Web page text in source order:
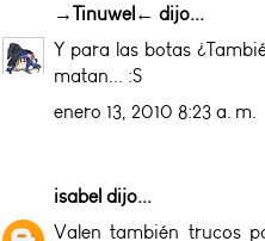
→Tinuwel← dijo...
Y para las botas
matan... :S
enero 13, 2010 8:23 a. m.
isabel dijo...
Valen también trucos